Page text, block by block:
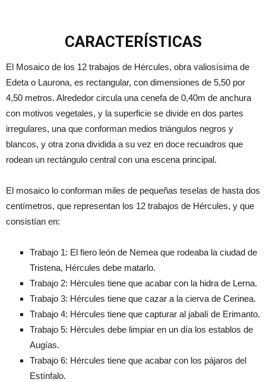
CARACTERÍSTICAS
El Mosaico de los 12 trabajos de Hércules, obra valiosísima de
Edeta o Laurona, es rectangular, con dimensiones de 5,50 por
4,50 metros. Alrededor circula una cenefa de 0,40m de anchura
con motivos vegetales, y la superficie se divide en dos partes
irregulares, una que conforman medios triángulos negros y
blancos, y otra zona dividida a su vez en doce recuadros que
rodean un rectángulo central con una escena principal.
El mosaico lo conforman miles de pequeñas teselas de hasta dos
centímetros, que representan los 12 trabajos de Hércules, y que
consistían en:
Trabajo 1: El fiero león de Nemea que rodeaba la ciudad de
Tristena, Hércules debe matarlo.
Trabajo 2: Hércules tiene que acabar con la hidra de Lerna.
Trabajo 3: Hércules tiene que cazar a la cierva de Cerinea.
Trabajo 4: Hércules tiene que capturar al jabalí de Erimanto.
Trabajo 5: Hércules debe limpiar en un día los establos de
Augías.
Trabajo 6: Hércules tiene que acabar con los pájaros del
Estínfalo.